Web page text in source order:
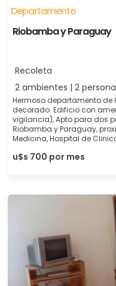
Departamento
Riobamba y Paraguay
Recoleta
2 ambientes | 2
Hermoso departamento de
decorado. Edificio con
vigilancia), Apto para dos
Riobamba y Paraguay,
Medicina, Hospital de
u$s 700 por mes